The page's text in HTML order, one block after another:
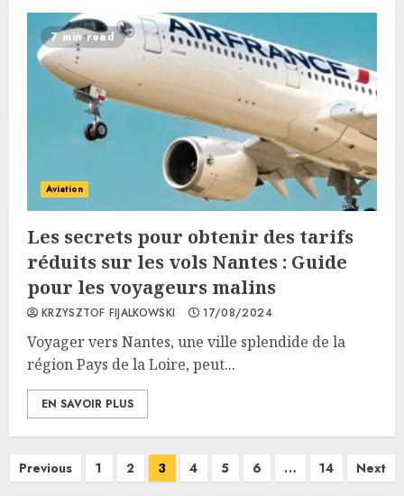
7 min read
Aviation
Les secrets pour obtenir des tarifs
réduits sur les vols Nantes : Guide
pour les voyageurs malins
KRZYSZTOF FIJALKOWSKI 17/08/2024
Voyager vers Nantes, une ville splendide de la
région Pays de la Loire, peut...
EN SAVOIR PLUS
Pagination
Previous 1 2 3 4 5 6 … 14 Next